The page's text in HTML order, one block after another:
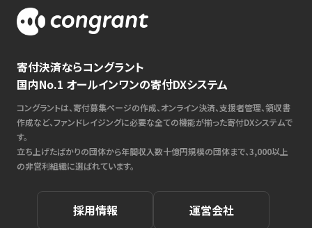
寄付決済ならコングラント
国内No.1 オールインワンの寄付DXシステム
コングラントは、寄付募集ページの作成、オンライン決済、支援者管理、領収書
作成など、ファンドレイジングに必要な全ての機能が揃った寄付DXシステムで
す。
立ち上げたばかりの団体から年間収入数十億円規模の団体まで、3,000以上
の非営利組織に選ばれています。
採用情報 運営会社